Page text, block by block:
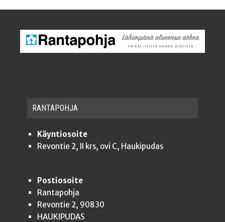
RAN­TA­POH­JA
Käyntiosoite
Revontie 2, II krs, ovi C, Haukipudas
Postiosoite
Rantapohja
Revontie 2, 90830
HAUKIPUDAS